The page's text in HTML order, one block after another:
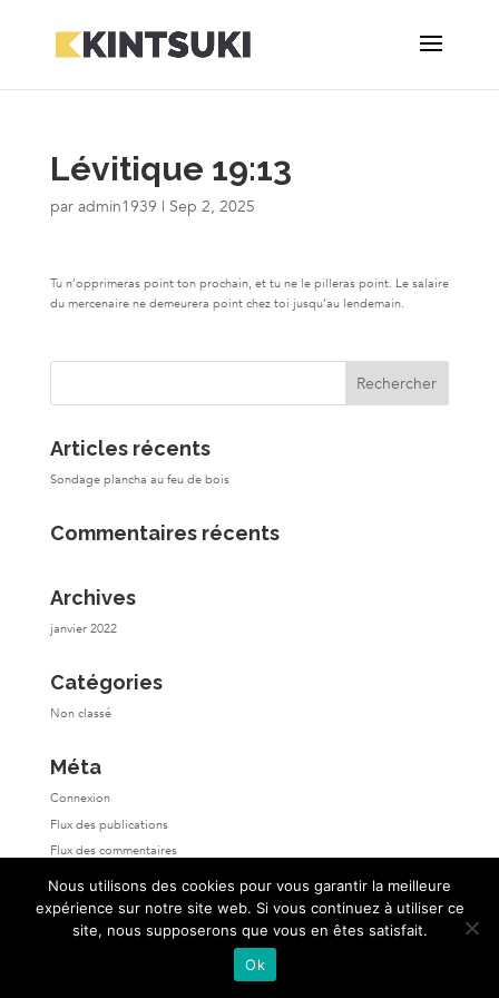
Lévitique 19:13
par admin1939 | Sep 2, 2025
Tu n’opprimeras point ton prochain, et tu ne le pilleras point. Le salaire
du mercenaire ne demeurera point chez toi jusqu’au lendemain.
Articles récents
Sondage plancha au feu de bois
Commentaires récents
Archives
janvier 2022
Catégories
Non classé
Méta
Connexion
Flux des publications
Flux des commentaires
Site de WordPress-FR
Nous utilisons des cookies pour vous garantir la meilleure
expérience sur notre site web. Si vous continuez à utiliser ce
site, nous supposerons que vous en êtes satisfait.
Ok